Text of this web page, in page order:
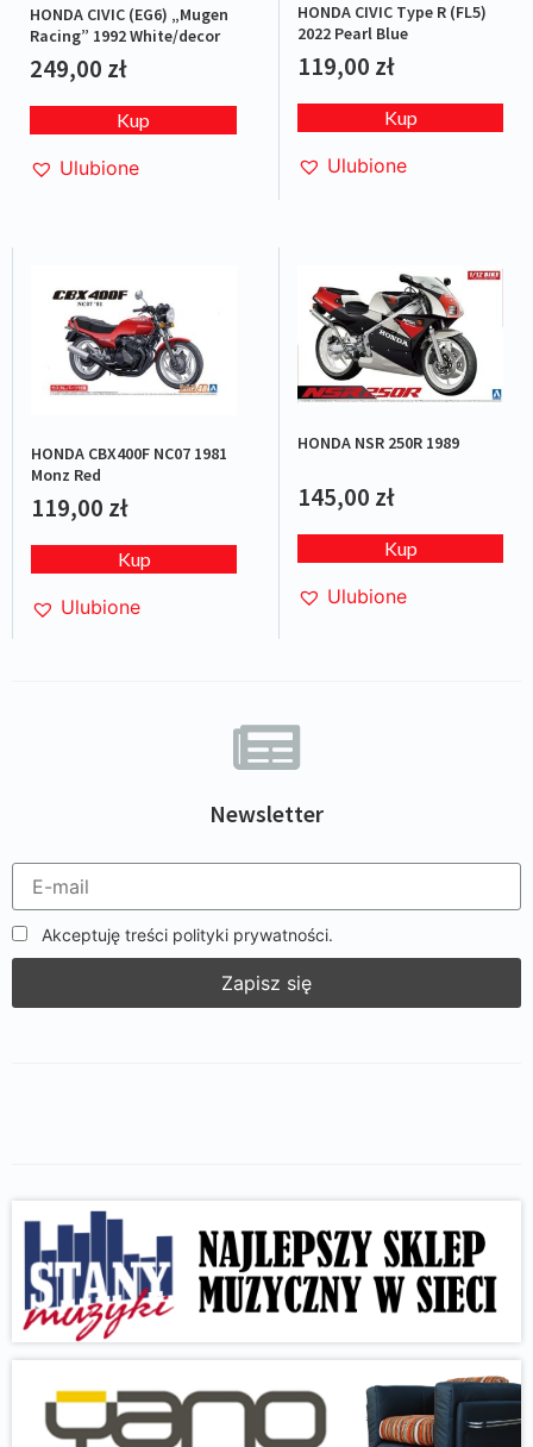
Newsletter
Akceptuję treści polityki prywatności.
HONDA CIVIC (EG6) „Mugen
Racing” 1992 White/decor
249,00 zł
Kup
Ulubione
HONDA CIVIC Type R (FL5)
2022 Pearl Blue
119,00 zł
Kup
Ulubione
HONDA CBX400F NC07 1981
Monz Red
119,00 zł
Kup
Ulubione
HONDA NSR 250R 1989
145,00 zł
Kup
Ulubione